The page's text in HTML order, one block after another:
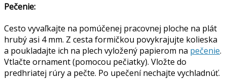
Pečenie:
Cesto vyvaľkajte na pomúčenej pracovnej ploche na plát
hrubý asi 4 mm. Z cesta formičkou povykrajujte kolieska
a poukladajte ich na plech vyložený papierom na pečenie.
Vtlačte ornament (pomocou pečiatky). Vložte do
predhriatej rúry a pečte. Po upečení nechajte vychladnúť.